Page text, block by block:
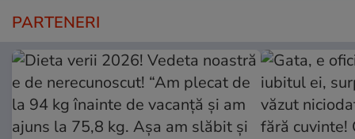
PARTENERI